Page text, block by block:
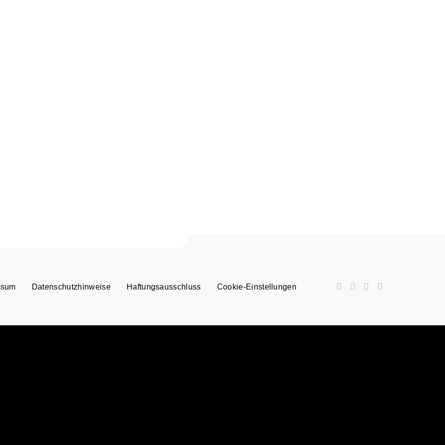
Datenschutzhinweise Haftungsausschluss Cookie-Einstellungen